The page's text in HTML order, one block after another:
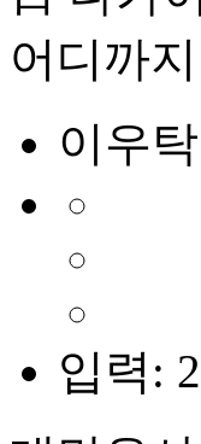
어디까
이우
입력: